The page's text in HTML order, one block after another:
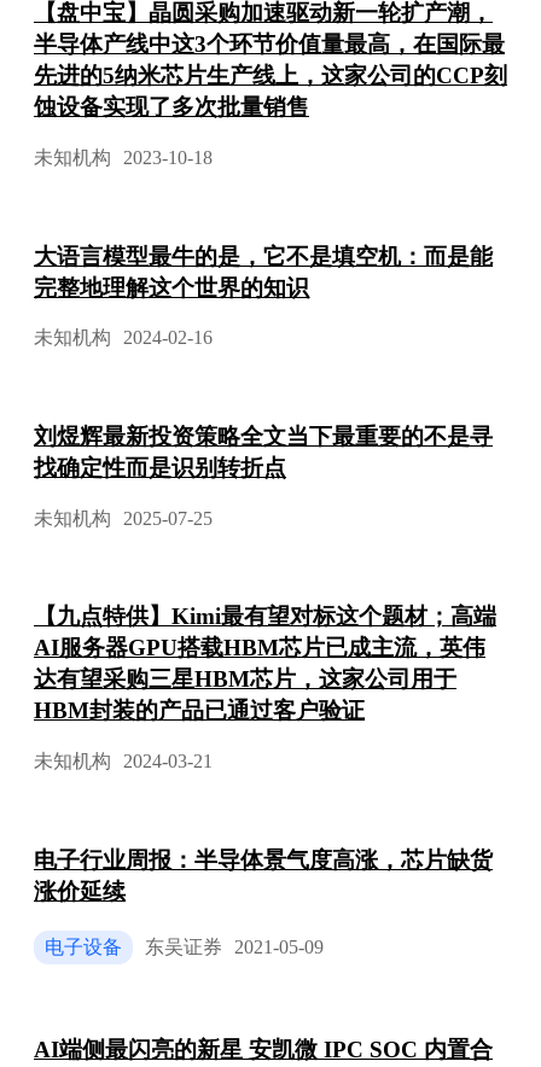
【盘中宝】晶圆采购加速驱动新一轮扩产潮，
半导体产线中这3个环节价值量最高，在国际最
先进的5纳米芯片生产线上，这家公司的CCP刻
蚀设备实现了多次批量销售
未知机构 2023-10-18
大语言模型最牛的是，它不是填空机：而是能
完整地理解这个世界的知识
未知机构 2024-02-16
刘煜辉最新投资策略全文当下最重要的不是寻
找确定性而是识别转折点
未知机构 2025-07-25
【九点特供】Kimi最有望对标这个题材；高端
AI服务器GPU搭载HBM芯片已成主流，英伟
达有望采购三星HBM芯片，这家公司用于
HBM封装的产品已通过客户验证
未知机构 2024-03-21
电子行业周报：半导体景气度高涨，芯片缺货
涨价延续
电子设备 东吴证券 2021-05-09
AI端侧最闪亮的新星 安凯微 IPC SOC 内置合